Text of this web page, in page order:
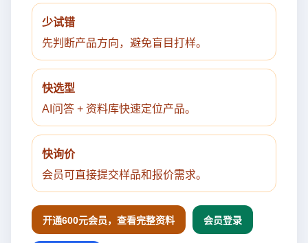
少试错
先判断产品方向，避免盲目打样。
快选型
AI问答 + 资料库快速定位产品。
快询价
会员可直接提交样品和报价需求。
开通600元会员，查看完整资料 会员登录